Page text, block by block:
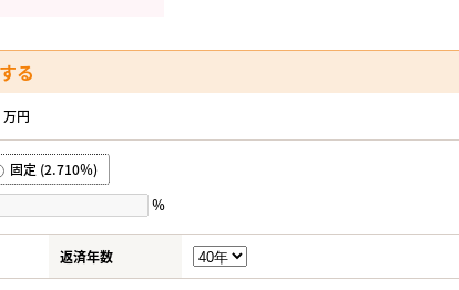
る
万円
固定 (2.710％)
％
返済年数